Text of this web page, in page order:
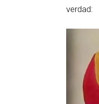
verdad: